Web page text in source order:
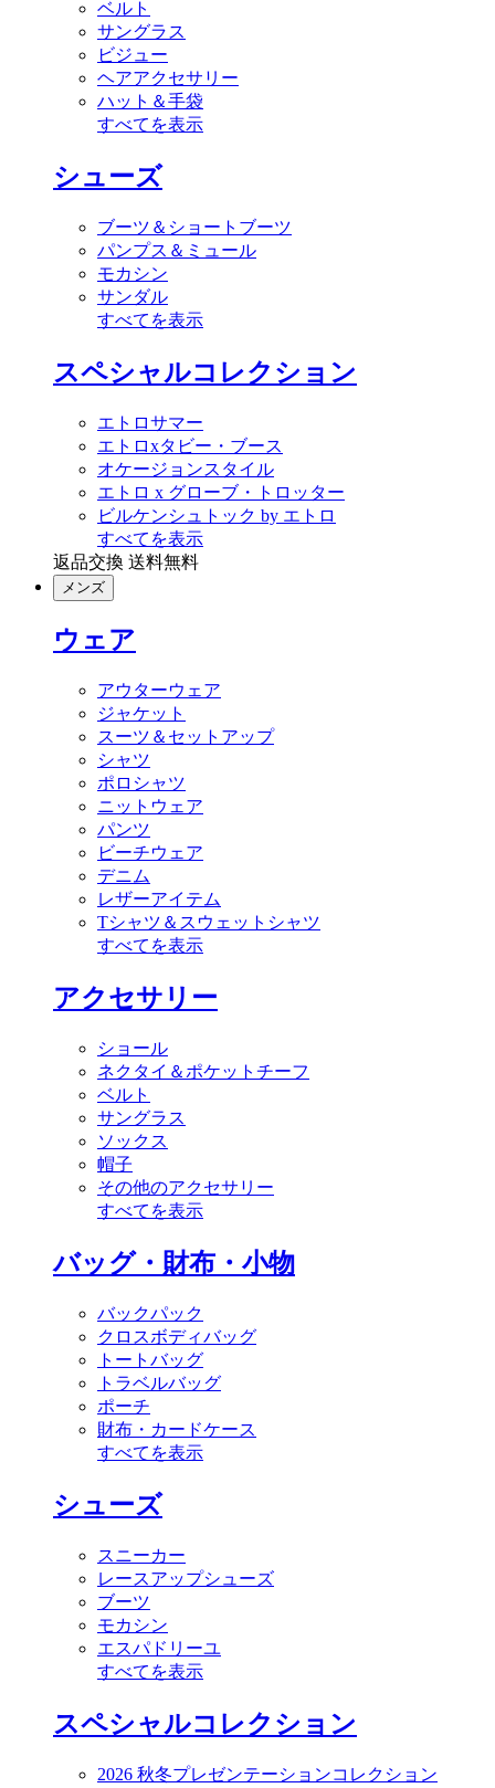
ベルト
サングラス
ビジュー
ヘアアクセサリー
ハット＆手袋
すべてを表示
シューズ
ブーツ＆ショートブーツ
パンプス＆ミュール
モカシン
サンダル
すべてを表示
スペシャルコレクション
エトロサマー
エトロxタビー・ブース
オケージョンスタイル
エトロ x グローブ・トロッター
ビルケンシュトック by エトロ
すべてを表示
返品交換 送料無料
メンズ
ウェア
アウターウェア
ジャケット
スーツ＆セットアップ
シャツ
ポロシャツ
ニットウェア
パンツ
ビーチウェア
デニム
レザーアイテム
Tシャツ＆スウェットシャツ
すべてを表示
アクセサリー
ショール
ネクタイ＆ポケットチーフ
ベルト
サングラス
ソックス
帽子
その他のアクセサリー
すべてを表示
バッグ・財布・小物
バックパック
クロスボディバッグ
トートバッグ
トラベルバッグ
ポーチ
財布・カードケース
すべてを表示
シューズ
スニーカー
レースアップシューズ
ブーツ
モカシン
エスパドリーユ
すべてを表示
スペシャルコレクション
2026 秋冬プレゼンテーションコレクション